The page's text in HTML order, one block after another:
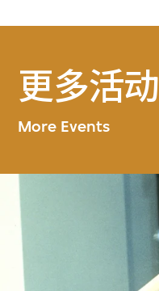
更多活动
More Events